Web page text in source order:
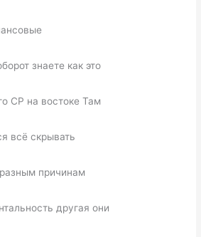
знаете как это
СР на востоке Там
всё скрывать
причинам
другая они